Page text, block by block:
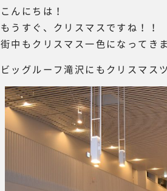
こんにちは！
もうすぐ、クリスマスですね！！
街中もクリスマス一色になってき
ビッグルーフ滝沢にもクリスマス